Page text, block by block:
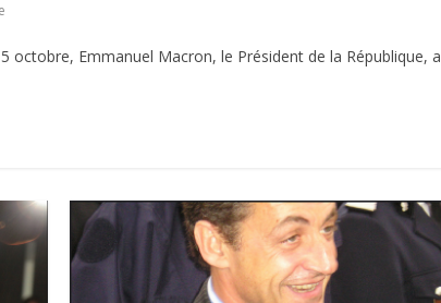
octobre, Emmanuel Macron, le Président de la République, a